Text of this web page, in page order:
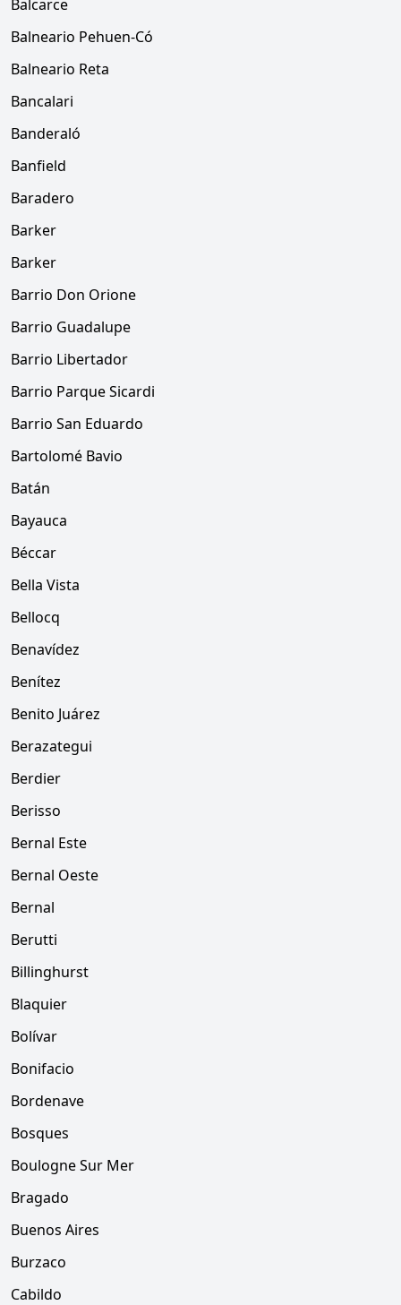
Balcarce
Balneario Pehuen-Có
Balneario Reta
Bancalari
Banderaló
Banfield
Baradero
Barker
Barker
Barrio Don Orione
Barrio Guadalupe
Barrio Libertador
Barrio Parque Sicardi
Barrio San Eduardo
Bartolomé Bavio
Batán
Bayauca
Béccar
Bella Vista
Bellocq
Benavídez
Benítez
Benito Juárez
Berazategui
Berdier
Berisso
Bernal Este
Bernal Oeste
Bernal
Berutti
Billinghurst
Blaquier
Bolívar
Bonifacio
Bordenave
Bosques
Boulogne Sur Mer
Bragado
Buenos Aires
Burzaco
Cabildo